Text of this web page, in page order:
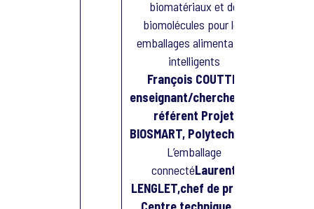
biomatériaux et de
biomolécules pour les
emballages alimentaires
intelligents
François COUTTE,
enseignant/chercheur &
référent Projet
BIOSMART, Polytech Lille
L’emballage
connectéLaurent
LENGLET,chef de projet,
Centre technique du